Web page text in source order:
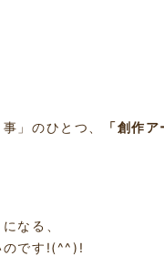
」のひとつ、
「創作ア
なる、
のです!(^^)!